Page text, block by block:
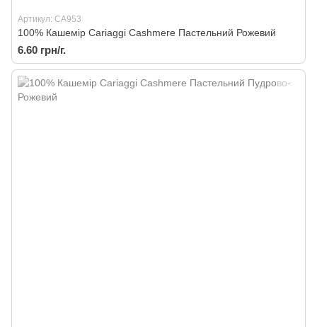
Артикул: CA953
100% Кашемір Cariaggi Cashmere Пастельний Рожевий
6.60 грн/г.